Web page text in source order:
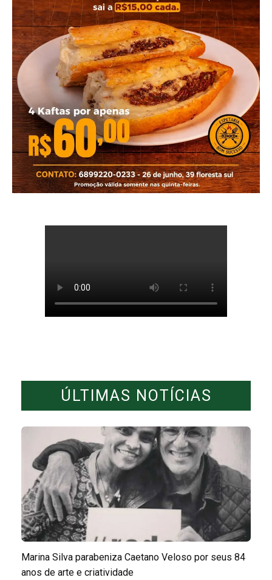
ÚLTIMAS NOTÍCIAS
Marina Silva parabeniza Caetano Veloso por seus 84
anos de arte e criatividade